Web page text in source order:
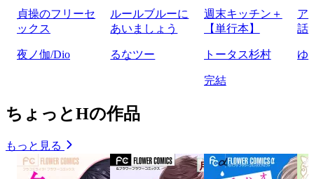
貞操のフリーセ
ックス
夜ノ伽/Dio
ルールブルーに
あいましょう
るなツー
週末キッチン＋
【単行本】
トータス杉村
完結
ア
話
ゆ
ちょっとHの作品
もっと見る